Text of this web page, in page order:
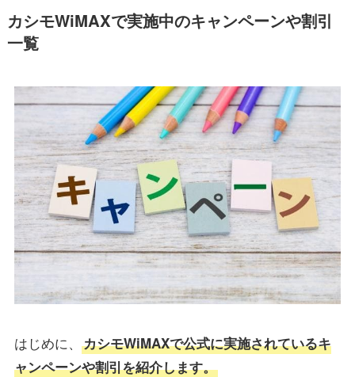
カシモWiMAXで実施中のキャンペーンや割引
一覧
はじめに、
カシモWiMAXで公式に実施されているキ
ャンペーンや割引を紹介します。